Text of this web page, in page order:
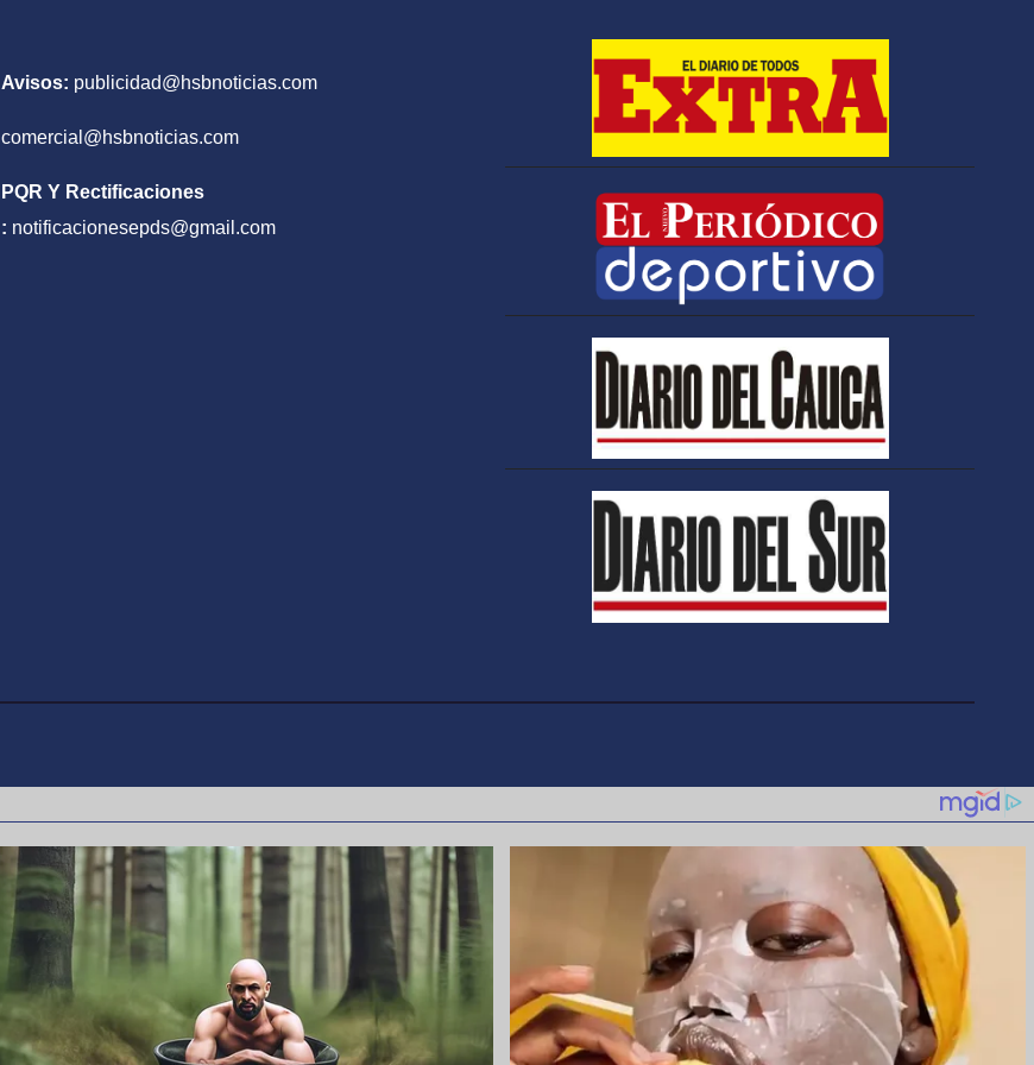
Avisos: publicidad@hsbnoticias.com
comercial@hsbnoticias.com
PQR Y Rectificaciones
: notificacionesepds@gmail.com